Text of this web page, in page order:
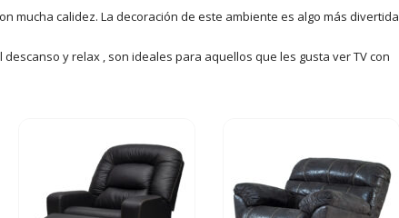
mucha calidez. La decoración de este ambiente es algo más divertida
y relax , son ideales para aquellos que les gusta ver TV con